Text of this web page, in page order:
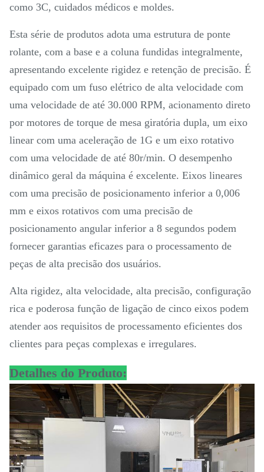
como 3C, cuidados médicos e moldes.
Esta série de produtos adota uma estrutura de ponte
rolante, com a base e a coluna fundidas integralmente,
apresentando excelente rigidez e retenção de precisão. É
equipado com um fuso elétrico de alta velocidade com
uma velocidade de até 30.000 RPM, acionamento direto
por motores de torque de mesa giratória dupla, um eixo
linear com uma aceleração de 1G e um eixo rotativo
com uma velocidade de até 80r/min. O desempenho
dinâmico geral da máquina é excelente. Eixos lineares
com uma precisão de posicionamento inferior a 0,006
mm e eixos rotativos com uma precisão de
posicionamento angular inferior a 8 segundos podem
fornecer garantias eficazes para o processamento de
peças de alta precisão dos usuários.
Alta rigidez, alta velocidade, alta precisão, configuração
rica e poderosa função de ligação de cinco eixos podem
atender aos requisitos de processamento eficientes dos
clientes para peças complexas e irregulares.
Detalhes do Produto: